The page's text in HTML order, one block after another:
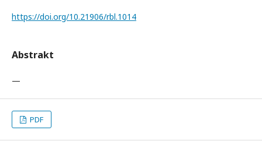
https://doi.org/10.21906/rbl.1014
Abstrakt
—
PDF